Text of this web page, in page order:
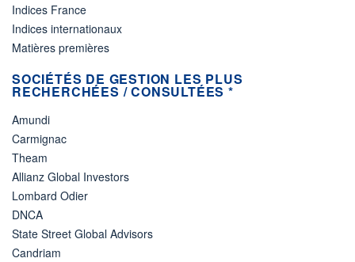
Indices France
Indices internationaux
Matières premières
SOCIÉTÉS DE GESTION LES PLUS
RECHERCHÉES / CONSULTÉES *
Amundi
Carmignac
Theam
Allianz Global Investors
Lombard Odier
DNCA
State Street Global Advisors
Candriam